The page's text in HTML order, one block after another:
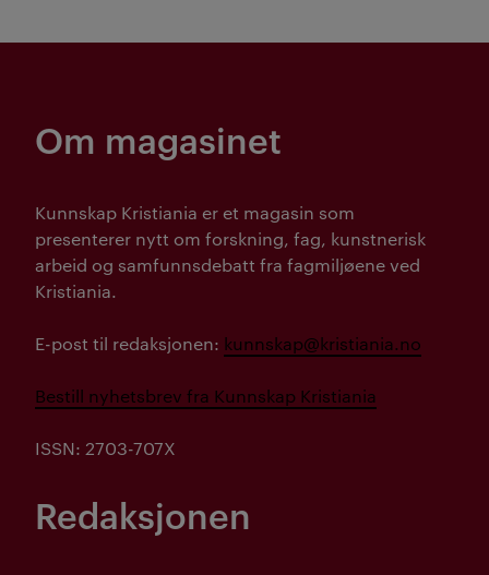
Om magasinet
Kunnskap Kristiania er et magasin som
presenterer nytt om forskning, fag, kunstnerisk
arbeid og samfunnsdebatt fra fagmiljøene ved
Kristiania.
E-post til redaksjonen: kunnskap@kristiania.no
Bestill nyhetsbrev fra Kunnskap Kristiania
ISSN: 2703-707X
Redaksjonen